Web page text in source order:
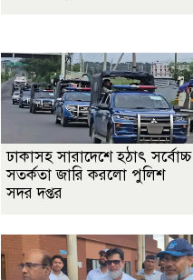
ঢাকাসহ সারাদেশে হঠাৎ সর্বোচ্চ
সতর্কতা জা‌রি করলো পুলিশ
সদর দপ্তর